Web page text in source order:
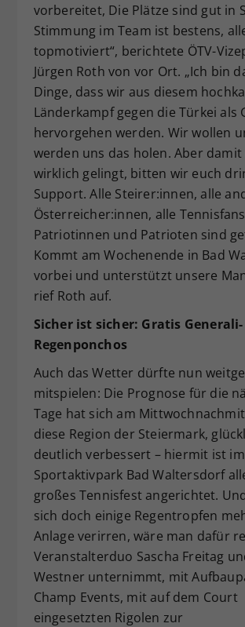
vorbereitet, Die Plätze sind gut in
Stimmung im Team ist bestens,
topmotiviert“, berichtete ÖTV-
Jürgen Roth von vor Ort. „Ich bin
Dinge, dass wir aus diesem
Länderkampf gegen die Türkei als
hervorgehen werden. Wir wollen
werden uns das holen. Aber damit
wirklich gelingt, bitten wir euch
Support. Alle Steirer:innen, alle
Österreicher:innen, alle
Patriotinnen und Patrioten sind
Kommt am Wochenende in Bad
vorbei und unterstützt unsere
rief Roth auf.
Sicher ist sicher: Gratis Generali-
Regenponchos
Auch das Wetter dürfte nun
mitspielen: Die Prognose für die
Tage hat sich am
diese Region der Steiermark,
deutlich verbessert – hiermit ist im
Sportaktivpark Bad Waltersdorf
großes Tennisfest angerichtet.
sich doch einige Regentropfen
Anlage verirren, wäre man dafür
Veranstalterduo Sascha Freitag
Westner unternimmt, mit
Champ Events, mit auf dem Court
eingesetzten Rigolen zur